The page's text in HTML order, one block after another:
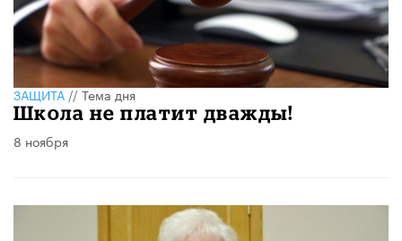
ЗАЩИТА//Тема дня
Школа не платит дважды!
8 ноября